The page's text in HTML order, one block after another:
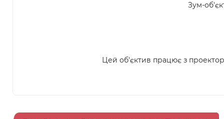
Зум-
Цей об'єктив працює з